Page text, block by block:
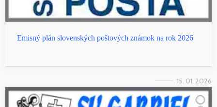
Emisný plán slovenských poštových známok na rok 2026
15. 01. 2026